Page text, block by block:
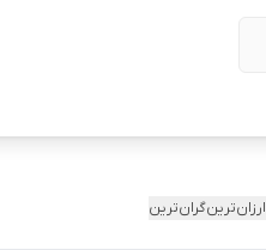
ارزان‌ترینگران‌ترین